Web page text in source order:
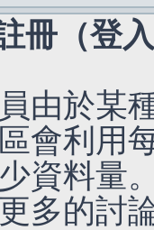
冊（登
由於某
會利用
資料量
多的討